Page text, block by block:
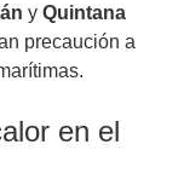
y Quintana
precaución a
en el